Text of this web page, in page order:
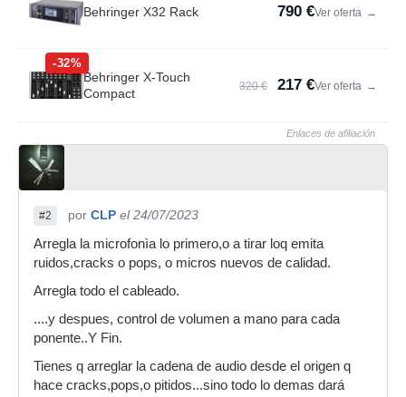
Behringer X32 Rack 790 €Ver oferta →
-32%
Behringer X-Touch
Compact
320 € 217 €Ver oferta →
Enlaces de afiliación
#2 por CLP el 24/07/2023
Arregla la microfonìa lo primero,o a tirar loq emita
ruidos,cracks o pops, o micros nuevos de calidad.
Arregla todo el cableado.
....y despues, control de volumen a mano para cada
ponente..Y Fin.
Tienes q arreglar la cadena de audio desde el origen q
hace cracks,pops,o pitidos...sino todo lo demas dará